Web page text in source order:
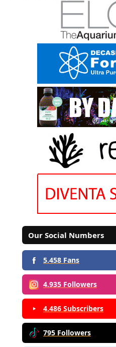
Our Social Numbers
5.458 Fans
4.935 Followers
4.486 Subscribers
795 Followers